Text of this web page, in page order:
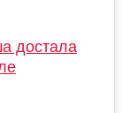
достала